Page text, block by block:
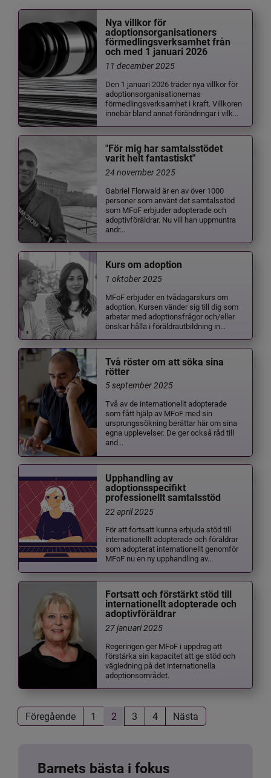
Nya villkor för
adoptionsorganisationers
förmedlingsverksamhet från
och med 1 januari 2026
11 december 2025
Den 1 januari 2026 träder nya villkor för
adoptionsorganisationernas
förmedlingsverksamhet i kraft. Villkoren
innebär bland annat förändringar i vilk...
"För mig har samtalsstödet
varit helt fantastiskt"
24 november 2025
Gabriel Florwald är en av över 1000
personer som använt det samtalsstöd
som MFoF erbjuder adopterade och
adoptivföräldrar. Nu vill han uppmuntra
andr...
Kurs om adoption
1 oktober 2025
MFoF erbjuder en tvådagarskurs om
adoption. Kursen vänder sig till dig som
arbetar med adoptionsfrågor och/eller
önskar hålla i föräldrautbildning in...
Två röster om att söka sina
rötter
5 september 2025
Två av de internationellt adopterade
som fått hjälp av MFoF med sin
ursprungssökning berättar här om sina
egna upplevelser. De ger också råd till
and...
Upphandling av
adoptionsspecifikt
professionellt samtalsstöd
22 april 2025
För att fortsatt kunna erbjuda stöd till
internationellt adopterade och föräldrar
som adopterat internationellt genomför
MFoF nu en ny upphandling av...
Fortsatt och förstärkt stöd till
internationellt adopterade och
adoptivföräldrar
27 januari 2025
Regeringen ger MFoF i uppdrag att
förstärka sin kapacitet att ge stöd och
vägledning på det internationella
adoptionsområdet.
Föregående 1 2 3 4 Nästa
Barnets bästa i fokus